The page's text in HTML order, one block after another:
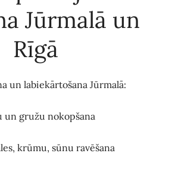
Jūrmalā un
Rīgā
un labiekārtošana Jūrmalā:
un gružu nokopšana
krūmu, sūnu ravēšana